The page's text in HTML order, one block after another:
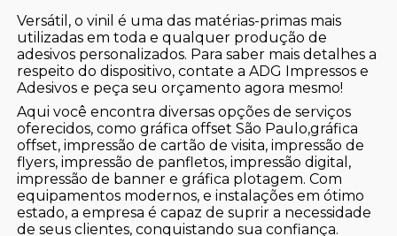
Versátil, o vinil é uma das matérias-primas mais
utilizadas em toda e qualquer produção de
adesivos personalizados. Para saber mais detalhes a
respeito do dispositivo, contate a ADG Impressos e
Adesivos e peça seu orçamento agora mesmo!
Aqui você encontra diversas opções de serviços
oferecidos, como gráfica offset São Paulo,gráfica
offset, impressão de cartão de visita, impressão de
flyers, impressão de panfletos, impressão digital,
impressão de banner e gráfica plotagem. Com
equipamentos modernos, e instalações em ótimo
estado, a empresa é capaz de suprir a necessidade
de seus clientes, conquistando sua confiança.